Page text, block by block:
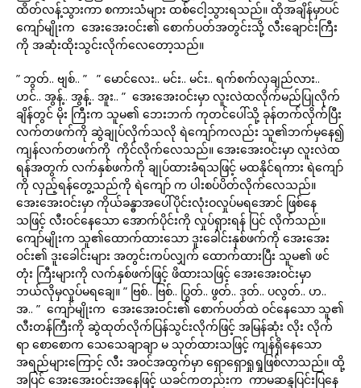
ထိတ်လန့်သွားကာ စကားသံများ ထစ်ငေါ့သွားရသည်။ ထိုအချိန်မှာပင်
ကျော်မျိုးက အေးအေးဝင်း၏ စောက်ပတ်အတွင်းသို့ လီးချောင်းကြီး
ကို အဆုံးထိုးသွင်းလိုက်လေတော့သည်။
” ဘွတ်.. ဗျစ်.. ” ” မောင်လေး.. မင်း.. မင်း.. ရက်စက်လှချည်လား..
ဟင်.. အွန့်.. အွန့်.. အူး.. ” အေးအေးဝင်းမှာ လူးလဲထလိုက်မည်ပြုလိုက်
ချိန်တွင် မိုး ကြီးက သူမ၏ ဘေးဘက် ကုတင်ပေါ်သို့ ခုန်တက်လိုက်ပြီး
လက်တဖက်ကို ဆွဲချုပ်လိုက်သလို ရဲကျော်ကလည်း သူ၏ဘက်မှနေ၍
ကျန်လက်တဖက်ကို ကိုင်လိုက်လေသည်။ အေးအေးဝင်းမှာ လူးလဲထ
ရန်အတွက် လက်နှစ်ဖက်ကို ချုပ်ထားခံရသဖြင့် မထနိုင်ရကား ရဲကျော်
ကို လှည့်ရန်တွေ့သည်ကို ရဲကျော် က ပါးစပ်ပိတ်လိုက်လေသည်။
အေးအေးဝင်းမှာ ကိုယ်ခန္ဓာအပေါ်ပိုင်းလုံးဝလှုပ်မရအောင် ဖြစ်နေ
သဖြင့် လီးဝင်နေသော အောက်ပိုင်းကို လှုပ်ရှားရန် ပြင် လိုက်သည်။
ကျော်မျိုးက သူ၏ထောက်ထားသော ဒူးခေါင်းနှစ်ဖက်ကို အေးအေး
ဝင်း၏ ဒူးခေါင်းများ အတွင်းကပ်လျှက် ထောက်ထားပြီး သူမ၏ ဖင်
တုံး ကြီးများကို လက်နှစ်ဖက်ဖြင့် ဖိထားသဖြင့် အေးအေးဝင်းမှာ
ဘယ်လိုမှလှုပ်မရချေ။ ” ဗြစ်.. ဗြစ်.. ပြွတ်.. ဖွတ်.. ဒုတ်.. ပလွတ်.. ဟ..
အ.. ” ကျော်မျိုးက အေးအေးဝင်း၏ စောက်ပတ်ထဲ ဝင်နေသော သူ၏
လီးတန်ကြီးကို ဆွဲထုတ်လိုက်ပြန်သွင်းလိုက်ဖြင့် အမြန်ဆုံး လိုး လိုက်
ရာ စောစောက သေသေချာချာ မ သုတ်ထားသဖြင့် ကျန်ရှိနေသော
အရည်များကြောင့် လီး အဝင်အထွက်မှာ ရှောရှောရှုရှုဖြစ်လာသည်။ ထို့
အပြင် အေးအေးဝင်းအနေဖြင့် ယခင်ကတည်းက ကာမဆန္ဒပြင်းပြနေ